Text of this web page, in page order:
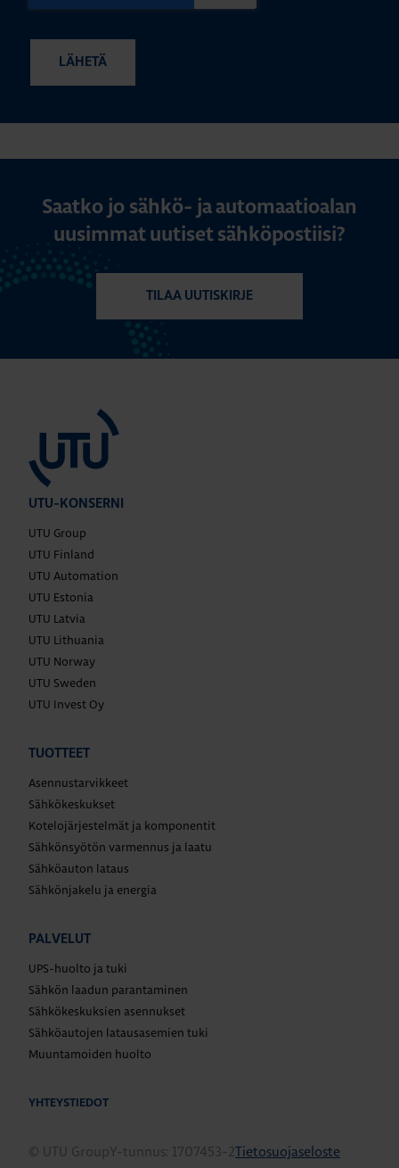
Saatko jo sähkö- ja automaatioalan
uusimmat uutiset sähköpostiisi?
TILAA UUTISKIRJE
UTU-KONSERNI
UTU Group
UTU Finland
UTU Automation
UTU Estonia
UTU Latvia
UTU Lithuania
UTU Norway
UTU Sweden
UTU Invest Oy
TUOTTEET
Asennustarvikkeet
Sähkökeskukset
Kotelojärjestelmät ja komponentit
Sähkönsyötön varmennus ja laatu
Sähköauton lataus
Sähkönjakelu ja energia
PALVELUT
UPS-huolto ja tuki
Sähkön laadun parantaminen
Sähkökeskuksien asennukset
Sähköautojen latausasemien tuki
Muuntamoiden huolto
YHTEYSTIEDOT
© UTU GroupY-tunnus: 1707453-2Tietosuojaseloste